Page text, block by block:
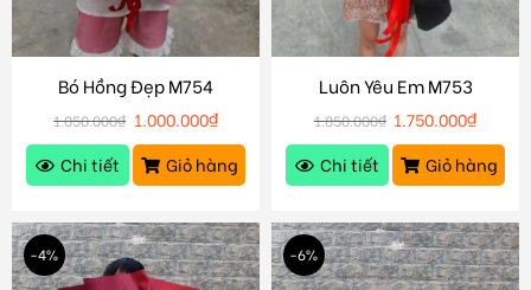
Bó Hồng Đẹp M754
1.050.000₫ 1.000.000₫
Chi tiết
Giỏ hàng
Luôn Yêu Em M753
1.850.000₫ 1.750.000₫
Chi tiết
Giỏ hàng
-4% -6%